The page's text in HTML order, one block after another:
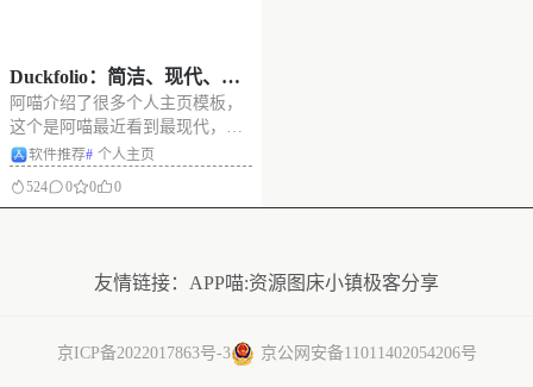
Duckfolio：简洁、现代、有
趣的个人主页模板
阿喵介绍了很多个人主页模板，
这个是阿喵最近看到最现代，最
有趣的个人主页模板。 Duckfolio
提供一个清爽、易于维护的在线
展示了如何使用现代 Web 技
软件推荐# 个人主页
524
0 0 0
友情链接： APP喵:资源 图床小镇极客分享
京ICP备2022017863号-3 京公网安备11011402054206号